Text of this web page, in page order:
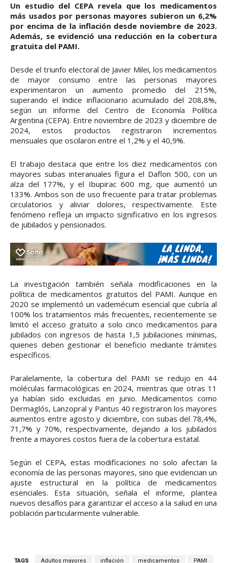
Un estudio del CEPA revela que los medicamentos
más usados por personas mayores subieron un 6,2%
por encima de la inflación desde noviembre de 2023.
Además, se evidenció una reducción en la cobertura
gratuita del PAMI.
Desde el triunfo electoral de Javier Milei, los medicamentos
de mayor consumo entre las personas mayores
experimentaron un aumento promedio del 215%,
superando el índice inflacionario acumulado del 208,8%,
según un informe del Centro de Economía Política
Argentina (CEPA). Entre noviembre de 2023 y diciembre de
2024, estos productos registraron incrementos
mensuales que oscilaron entre el 1,2% y el 40,9%.
El trabajo destaca que entre los diez medicamentos con
mayores subas interanuales figura el Daflon 500, con un
alza del 177%, y el Ibupirac 600 mg, que aumentó un
133%. Ambos son de uso frecuente para tratar problemas
circulatorios y aliviar dolores, respectivamente. Este
fenómeno refleja un impacto significativo en los ingresos
de jubilados y pensionados.
La investigación también señala modificaciones en la
política de medicamentos gratuitos del PAMI. Aunque en
2020 se implementó un vademécum esencial que cubría al
100% los tratamientos más frecuentes, recientemente se
limitó el acceso gratuito a solo cinco medicamentos para
jubilados con ingresos de hasta 1,5 jubilaciones mínimas,
quienes deben gestionar el beneficio mediante trámites
específicos.
Paralelamente, la cobertura del PAMI se redujo en 44
moléculas farmacológicas en 2024, mientras que otras 11
ya habían sido excluidas en junio. Medicamentos como
Dermaglós, Lanzopral y Pantus 40 registraron los mayores
aumentos entre agosto y diciembre, con subas del 78,4%,
71,7% y 70%, respectivamente, dejando a los jubilados
frente a mayores costos fuera de la cobertura estatal.
Según el CEPA, estas modificaciones no solo afectan la
economía de las personas mayores, sino que evidencian un
ajuste estructural en la política de medicamentos
esenciales. Esta situación, señala el informe, plantea
nuevos desafíos para garantizar el acceso a la salud en una
población particularmente vulnerable.
TAGS Adultos mayores inflación medicamentos PAMI